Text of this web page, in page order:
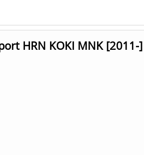
HRN KOKI MNK [2011-]